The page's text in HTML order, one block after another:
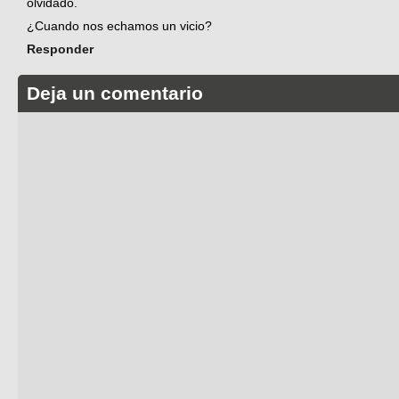
¿Cuando nos echamos un vicio?
Responder
Deja un comentario